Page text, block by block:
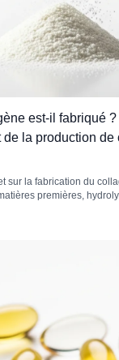
est-il fabriqué
la production de
sur la fabrication du
premières,